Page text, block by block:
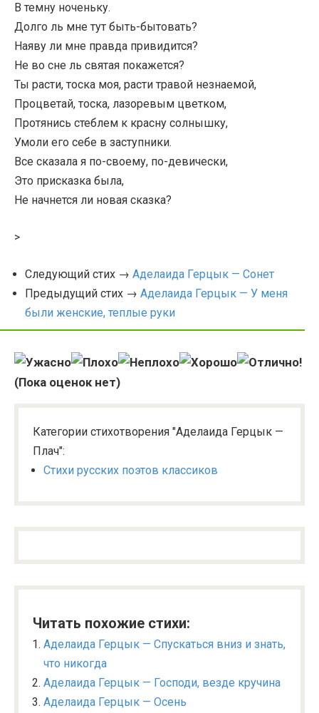
В темну ноченьку.
Долго ль мне тут быть-бытовать?
Наяву ли мне правда привидится?
Не во сне ль святая покажется?
Ты расти, тоска моя, расти травой незнаемой,
Процветай, тоска, лазоревым цветком,
Протянись стеблем к красну солнышку,
Умоли его себе в заступники.
Все сказала я по-своему, по-девически,
Это присказка была,
Не начнется ли новая сказка?
>
Следующий стих → Аделаида Герцык — Сонет
Предыдущий стих → Аделаида Герцык — У меня
были женские, теплые руки
(Пока оценок нет)
Категории стихотворения "Аделаида Герцык —
Плач":
Стихи русских поэтов классиков
Читать похожие стихи:
Аделаида Герцык — Спускаться вниз и знать,
что никогда
Аделаида Герцык — Господи, везде кручина
Аделаида Герцык — Осень